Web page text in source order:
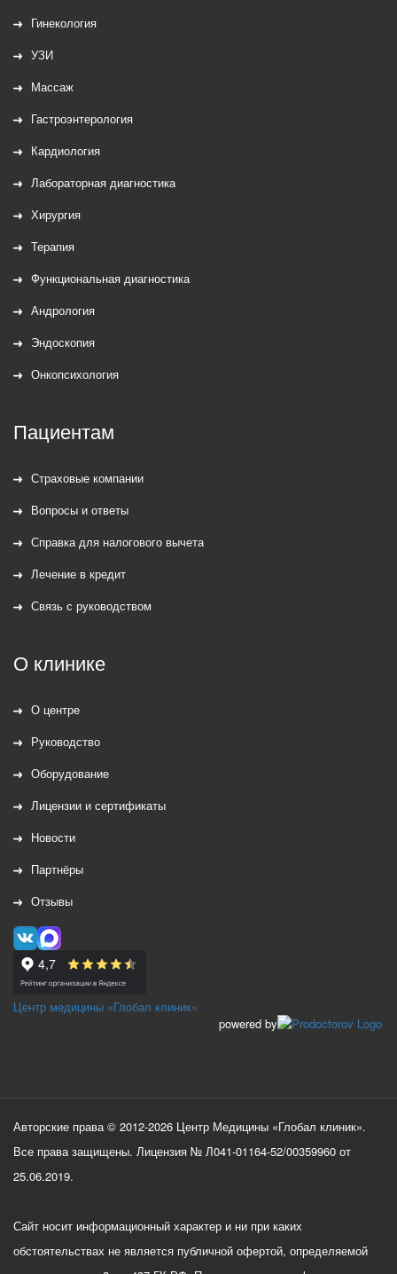
Гинекология
УЗИ
Массаж
Гастроэнтерология
Кардиология
Лабораторная диагностика
Хирургия
Терапия
Функциональная диагностика
Андрология
Эндоскопия
Онкопсихология
Пациентам
Страховые компании
Вопросы и ответы
Справка для налогового вычета
Лечение в кредит
Связь с руководством
О клинике
О центре
Руководство
Оборудование
Лицензии и сертификаты
Новости
Партнёры
Отзывы
Центр медицины «Глобал клиник»
powered by
Авторские права © 2012-2026 Центр Медицины «Глобал клиник».
Все права защищены. Лицензия № Л041-01164-52/00359960 от
25.06.2019.
Сайт носит информационный характер и ни при каких
обстоятельствах не является публичной офертой, определяемой